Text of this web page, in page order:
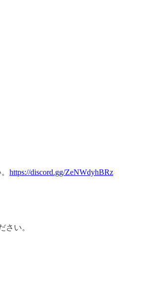
https://discord.gg/ZeNWdyhBRz
さい。